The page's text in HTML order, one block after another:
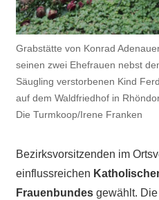
Grabstätte von Konrad
seinen zwei Ehefrauen nebst
Säugling verstorbenen Kind
auf dem Waldfriedhof in
Die Turmkoop/Irene Franken
Bezirksvorsitzenden im
einflussreichen
Frauenbundesgewählt. Die